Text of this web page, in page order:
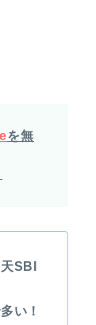
を無
SBI
い！